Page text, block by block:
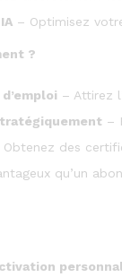
– Optimisez
?
– Attirez
–
Obtenez des
qu’un